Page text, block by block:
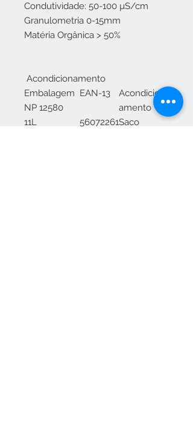
Condutividade: 50-100 µS/cm
Granulometria 0-15mm
Matéria Orgânica > 50%
Acondicionamento
Embalagem
NP 12580
EAN-13
Acondicion
amento
11L
56072261Saco